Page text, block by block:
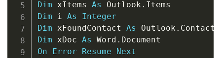
Dim xItems As Outlook .
Dim i As
Integer
Dim xFoundContact As Outlook .
Dim xDoc As Word .
On
Error Resume
Next